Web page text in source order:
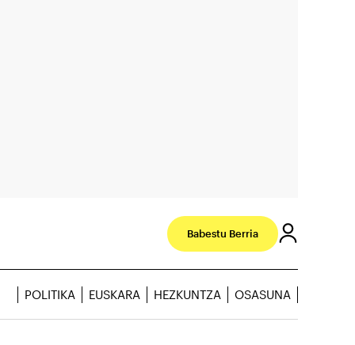
Babestu Berria
POLITIKA EUSKARA HEZKUNTZA OSASUNA